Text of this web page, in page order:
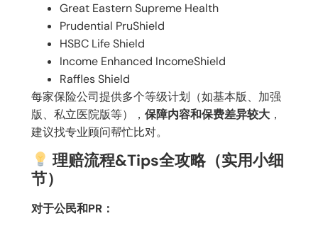
Great Eastern Supreme Health
Prudential PruShield
HSBC Life Shield
Income Enhanced IncomeShield
Raffles Shield
每家保险公司提供多个等级计划（如基本版、加强
版、私立医院版等）， 保障内容和保费差异较大，
建议找专业顾问帮忙比对。
理赔流程&Tips全攻略（实用小细
节）
对于公民和PR：